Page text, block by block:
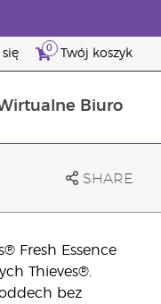
0 Twój koszyk
Biuro
SHARE
Fresh Essence
Thieves®.
bez